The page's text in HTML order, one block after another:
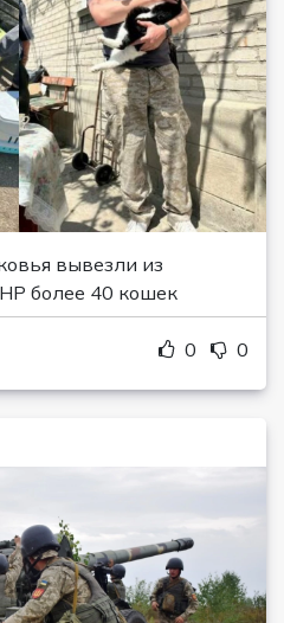
вывезли из
более 40 кошек
0 0